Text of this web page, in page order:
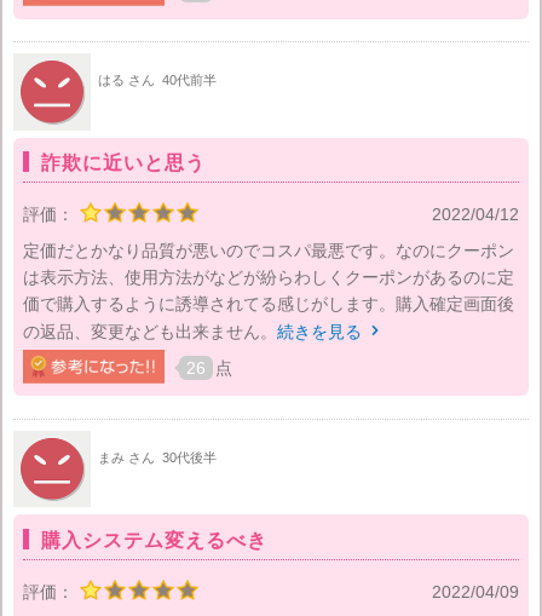
はる さん 40代前半
詐欺に近いと思う
評価：
2022/04/12
定価だとかなり品質が悪いのでコスパ最悪です。なのにクーポン
は表示方法、使用方法がなどが紛らわしくクーポンがあるのに定
価で購入するように誘導されてる感じがします。購入確定画面後
の返品、変更なども出来ません。続きを見る 
26 点
まみ さん 30代後半
購入システム変えるべき
評価：
2022/04/09